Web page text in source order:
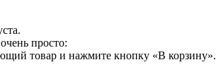
просто:
товар и нажмите кнопку «В корзину».